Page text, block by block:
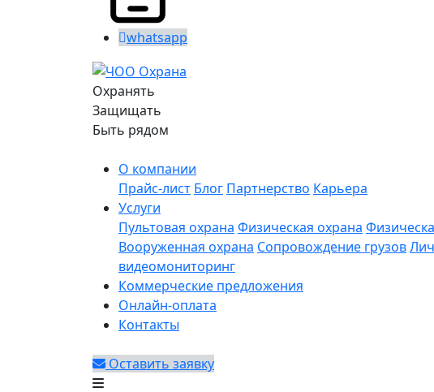
whatsapp
Охранять
Защищать
Быть рядом
О компании
Прайс-лист Блог Партнерство Карьера
Услуги
Пультовая охрана Физическая охрана
Вооруженная охрана Сопровождение грузов
видеомониторинг
Коммерческие предложения
Онлайн-оплата
Контакты
Оставить заявку